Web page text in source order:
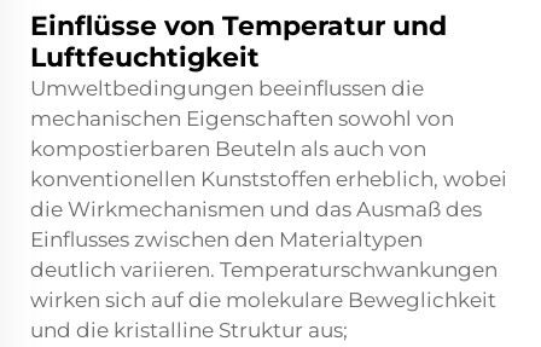
Einflüsse von Temperatur und
Luftfeuchtigkeit
Umweltbedingungen beeinflussen die
mechanischen Eigenschaften sowohl von
kompostierbaren Beuteln als auch von
konventionellen Kunststoffen erheblich, wobei
die Wirkmechanismen und das Ausmaß des
Einflusses zwischen den Materialtypen
deutlich variieren. Temperaturschwankungen
wirken sich auf die molekulare Beweglichkeit
und die kristalline Struktur aus;